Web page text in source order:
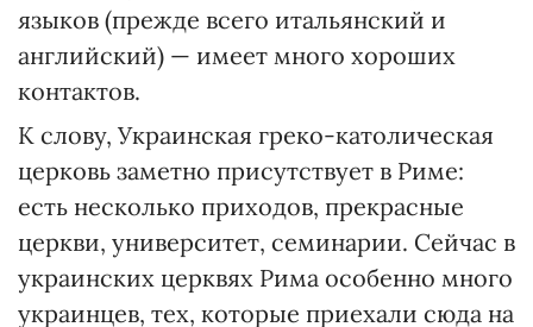
языков (прежде всего итальянский и
английский) — имеет много хороших
контактов.
К слову, Украинская греко-католическая
церковь заметно присутствует в Риме:
есть несколько приходов, прекрасные
церкви, университет, семинарии. Сейчас в
украинских церквях Рима особенно много
украинцев, тех, которые приехали сюда на